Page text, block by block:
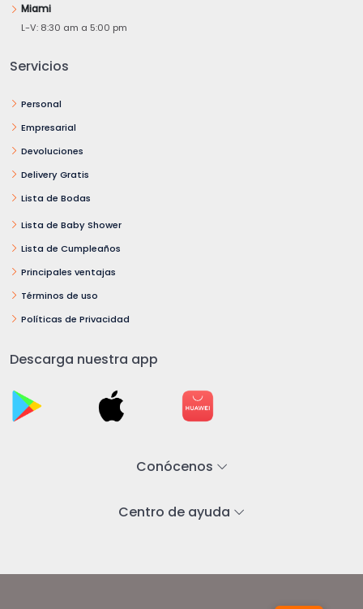
Miami
L-V: 8:30 am a 5:00 pm
Servicios
Personal
Empresarial
Devoluciones
Delivery Gratis
Lista de Bodas
Lista de Baby Shower
Lista de Cumpleaños
Principales ventajas
Términos de uso
Políticas de Privacidad
Descarga nuestra app
Conócenos
Centro de ayuda